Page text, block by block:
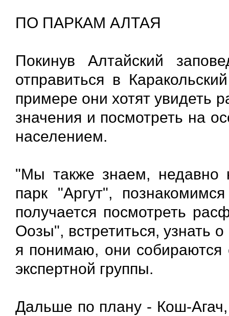
ПО ПАРКАМ АЛТАЯ
Покинув Алтайский
отправиться в
примере они хотят увидеть
значения и посмотреть на
населением.
"Мы также знаем, недавно
парк "Аргут",
получается посмотреть
Оозы", встретиться, узнать о
я понимаю, они собираются
экспертной группы.
Дальше по плану - Кош-Агач,